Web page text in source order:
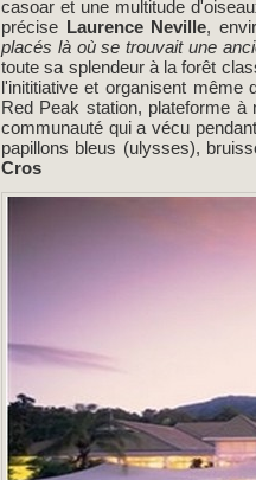
casoar et une multitude
préciseLaurence Neville,
placés là où se trouvait une
toute sa splendeur à la forêt
l'inititiative et organisent même
Red Peak station, plateforme
communauté qui a vécu
papillons bleus (ulysses),
Cros